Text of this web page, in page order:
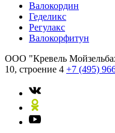
Валокордин
Геделикс
Регулакс
Валокорфитун
ООО "Кревель
10, строение 4 +7 (495)